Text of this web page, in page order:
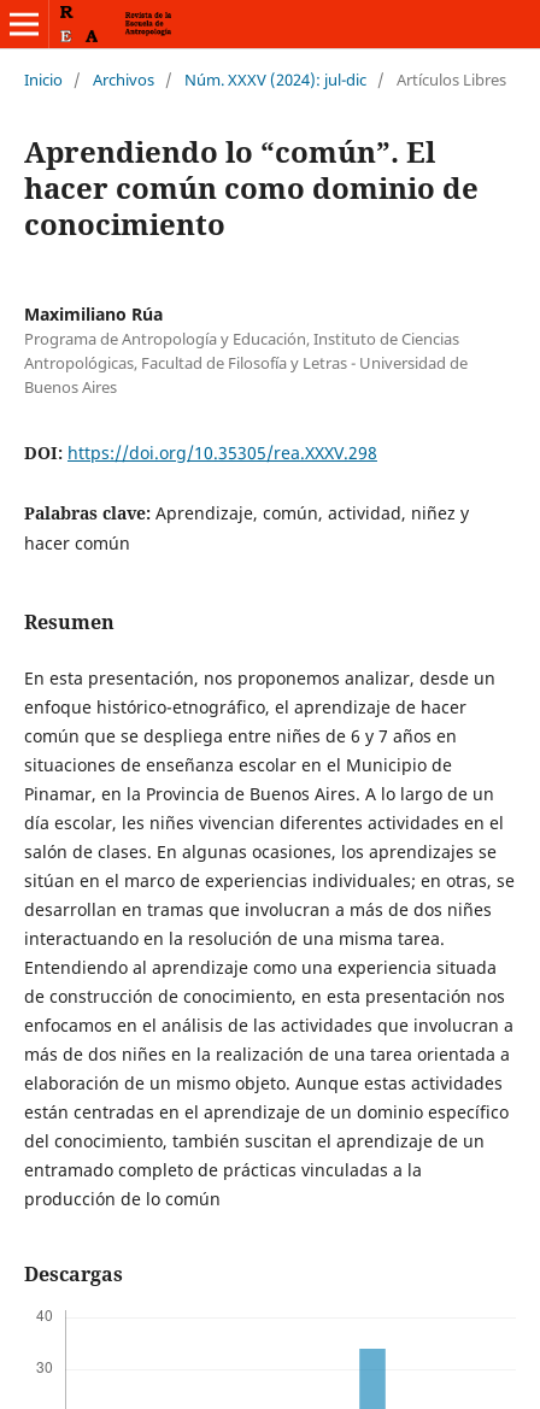
Inicio / Archivos / Núm. XXXV (2024): jul-dic / Artículos Libres
Aprendiendo lo “común”. El
hacer común como dominio de
conocimiento
Maximiliano Rúa
Programa de Antropología y Educación, Instituto de Ciencias
Antropológicas, Facultad de Filosofía y Letras - Universidad de
Buenos Aires
DOI: https://doi.org/10.35305/rea.XXXV.298
Palabras clave: Aprendizaje, común, actividad, niñez y
hacer común
Resumen
En esta presentación, nos proponemos analizar, desde un
enfoque histórico-etnográfico, el aprendizaje de hacer
común que se despliega entre niñes de 6 y 7 años en
situaciones de enseñanza escolar en el Municipio de
Pinamar, en la Provincia de Buenos Aires. A lo largo de un
día escolar, les niñes vivencian diferentes actividades en el
salón de clases. En algunas ocasiones, los aprendizajes se
sitúan en el marco de experiencias individuales; en otras, se
desarrollan en tramas que involucran a más de dos niñes
interactuando en la resolución de una misma tarea.
Entendiendo al aprendizaje como una experiencia situada
de construcción de conocimiento, en esta presentación nos
enfocamos en el análisis de las actividades que involucran a
más de dos niñes en la realización de una tarea orientada a
elaboración de un mismo objeto. Aunque estas actividades
están centradas en el aprendizaje de un dominio específico
del conocimiento, también suscitan el aprendizaje de un
entramado completo de prácticas vinculadas a la
producción de lo común
Descargas